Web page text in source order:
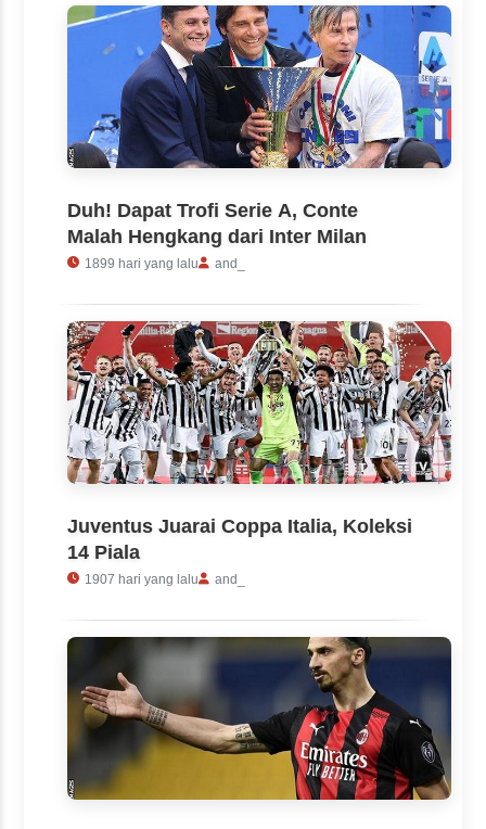
Duh! Dapat Trofi Serie A, Conte
Malah Hengkang dari Inter Milan
1899 hari yang lalu and_
Juventus Juarai Coppa Italia, Koleksi
14 Piala
1907 hari yang lalu and_